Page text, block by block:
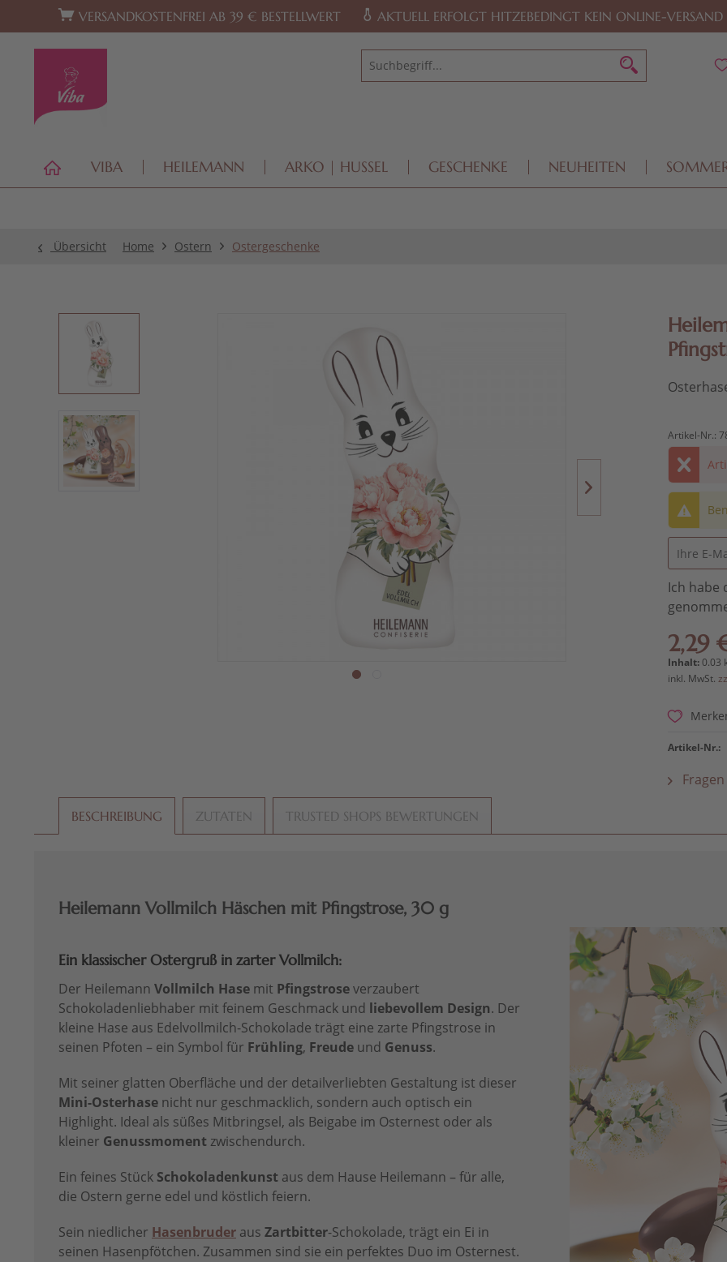
Zur Hauptnavigation springen Zum Footer springen
VERSANDKOSTENFREI AB 39 € BESTELLWERT AKTUELL ERFOLGT HITZEBEDINGT KEIN ONLINE-VERSAND
VIBA HEILEMANN ARKO | HUSSEL GESCHENKE NEUHEITEN
Übersicht Home Ostern Ostergeschenke
Artikel-Nr.:
Ich habe
2,29
Inhalt:0.03
inkl. MwSt.
Artikel-Nr.:
BESCHREIBUNG ZUTATEN TRUSTED SHOPS BEWERTUNGEN
Heilemann Vollmilch Häschen mit Pfingstrose, 30 g
Ein klassischer Ostergruß in zarter Vollmilch:
Der Heilemann Vollmilch Hase mit Pfingstroseverzaubert
Schokoladenliebhaber mit feinem Geschmack und liebevollem Design. Der
kleine Hase aus Edelvollmilch-Schokolade trägt eine zarte Pfingstrose in
seinen Pfoten – ein Symbol für Frühling, Freude und Genuss.
Mit seiner glatten Oberfläche und der detailverliebten Gestaltung ist dieser
Mini-Osterhase nicht nur geschmacklich, sondern auch optisch ein
Highlight. Ideal als süßes Mitbringsel, als Beigabe im Osternest oder als
kleiner Genussmoment zwischendurch.
Ein feines Stück Schokoladenkunst aus dem Hause Heilemann – für alle,
die Ostern gerne edel und köstlich feiern.
Sein niedlicher Hasenbruder aus Zartbitter-Schokolade, trägt ein Ei in
seinen Hasenpfötchen. Zusammen sind sie ein perfektes Duo im Osternest.